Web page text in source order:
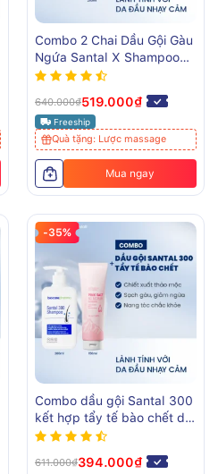
Combo 2 Chai Dầu Gội Gàu
Ngứa Santal X Shampoo
BiocarePharma
640.000₫519.000₫
Freeship
Quà tặng: Lược massage
Mua ngay
-35%
Combo dầu gội Santal 300
kết hợp tẩy tế bào chết da
đầu Pink Salt 50 Scrub
611.000₫394.000₫